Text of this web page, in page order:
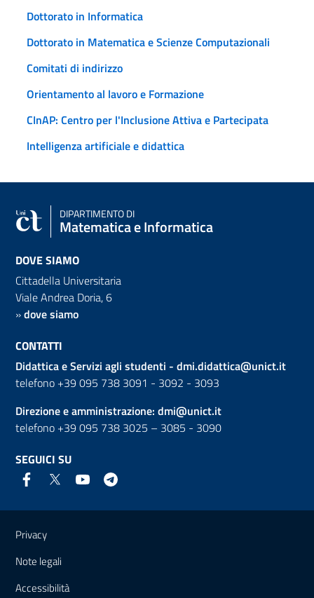
Dottorato in Informatica
Dottorato in Matematica e Scienze Computazionali
Comitati di indirizzo
Orientamento al lavoro e Formazione
CInAP: Centro per l'Inclusione Attiva e Partecipata
Intelligenza artificiale e didattica
DIPARTIMENTO DI
Matematica e Informatica
DOVE SIAMO
Cittadella Universitaria
Viale Andrea Doria, 6
»dove siamo
CONTATTI
Didattica e Servizi agli studenti - dmi.didattica@unict.it
telefono +39 095 738 3091 - 3092 - 3093
Direzione e amministrazione: dmi@unict.it
telefono +39 095 738 3025 – 3085 - 3090
SEGUICI SU
Link e informazioni utili
Privacy
Note legali
Accessibilità